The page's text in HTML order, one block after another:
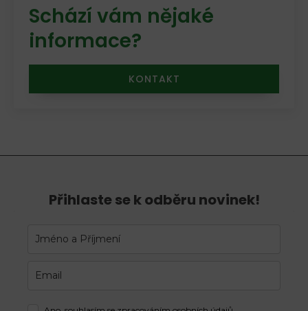
Schází vám nějaké
informace?
KONTAKT
Přihlaste se k odběru novinek!